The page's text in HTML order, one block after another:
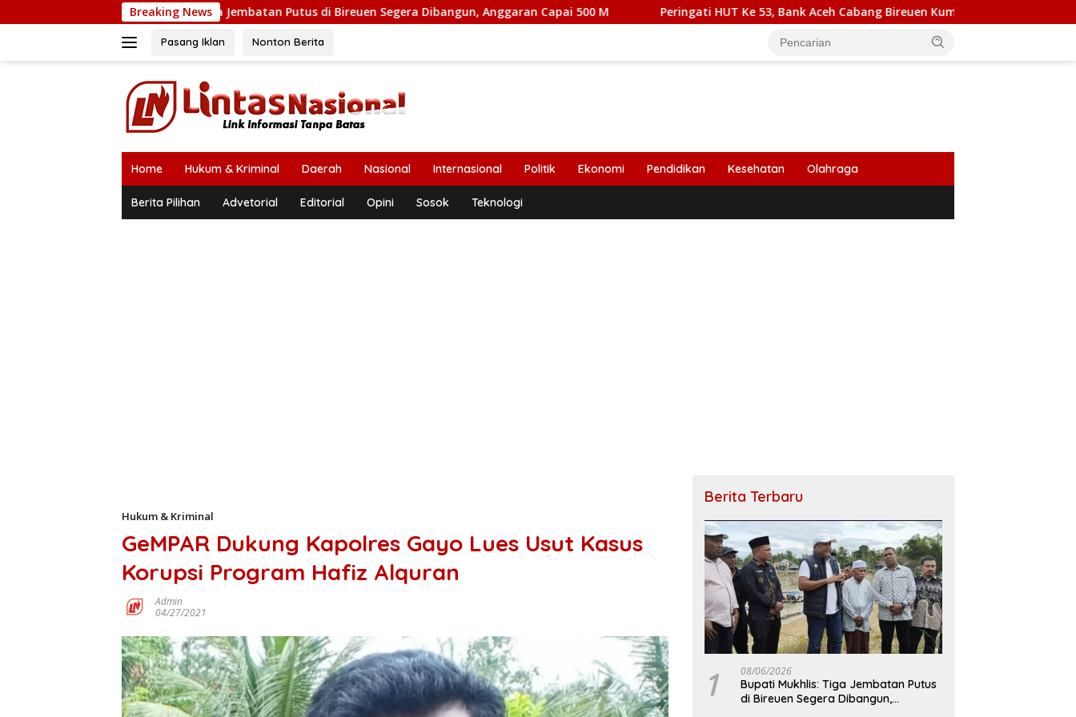
ke
Breaking News
Bupati Mukhlis: Tiga Jembatan Putus di Bireuen Segera Dibangun, Anggaran Capai 500 M Peringati HUT Ke 53, Bank Aceh Cabang Bireuen Kumpulkan 162 Kantong Darah
Pasang Iklan Nonton Berita
Home Hukum & Kriminal Daerah Nasional Internasional Politik Ekonomi Pendidikan Kesehatan Olahraga
Berita Pilihan Advetorial Editorial Opini Sosok Teknologi
Hukum & Kriminal
GeMPAR Dukung Kapolres Gayo Lues Usut Kasus
Korupsi Program Hafiz Alquran
Admin
04/27/2021
Berita Terbaru
1 08/06/2026
Bupati Mukhlis: Tiga Jembatan Putus
di Bireuen Segera Dibangun,